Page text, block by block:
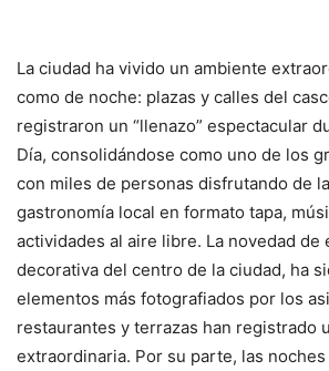
La ciudad ha vivido un ambiente
como de noche: plazas y calles del
registraron un “llenazo” espectacular
Día, consolidándose como uno de los
con miles de personas disfrutando de
gastronomía local en formato tapa,
actividades al aire libre. La novedad de
decorativa del centro de la ciudad, ha
elementos más fotografiados por los
restaurantes y terrazas han registrado
extraordinaria. Por su parte, las